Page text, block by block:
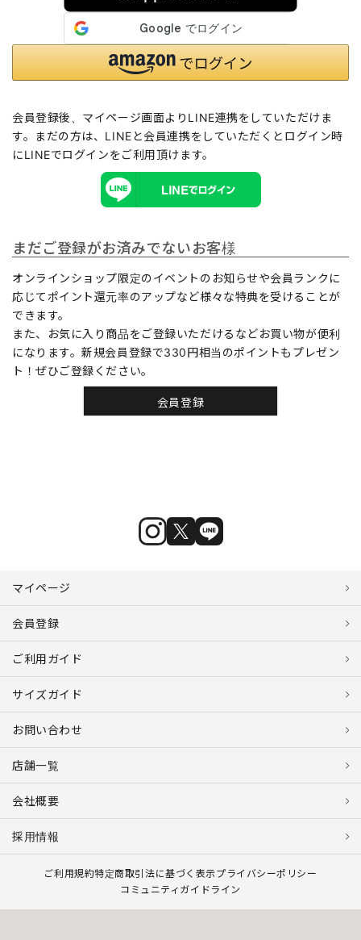
会員登録後、マイページ画面よりLINE連携をしていただけま
す。まだの方は、 LINEと会員連携をしていただくとログイン時
にLINEでログインをご利用頂けます。
まだご登録がお済みでないお客様
オンラインショップ限定のイベントのお知らせや会員ランクに
応じてポイント還元率のアップなど様々な特典を受けることが
できます。
また、お気に入り商品をご登録いただけるなどお買い物が便利
になります。新規会員登録で330円相当のポイントもプレゼン
ト！ぜひご登録ください。
会員登録
マイページ
会員登録
ご利用ガイド
サイズガイド
お問い合わせ
店舗一覧
会社概要
採用情報
ご利用規約特定商取引法に基づく表示プライバシーポリシー
コミュニティガイドライン